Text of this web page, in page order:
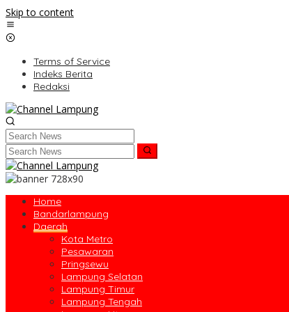
Skip to content
Terms of Service
Indeks Berita
Redaksi
Home
Bandarlampung
Daerah
Kota Metro
Pesawaran
Pringsewu
Lampung Selatan
Lampung Timur
Lampung Tengah